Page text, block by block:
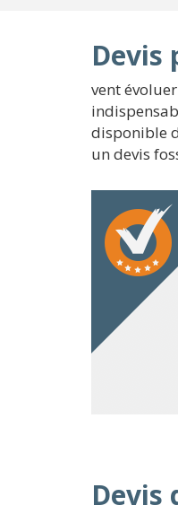
Devis
vent
disponible
un devis
Devis